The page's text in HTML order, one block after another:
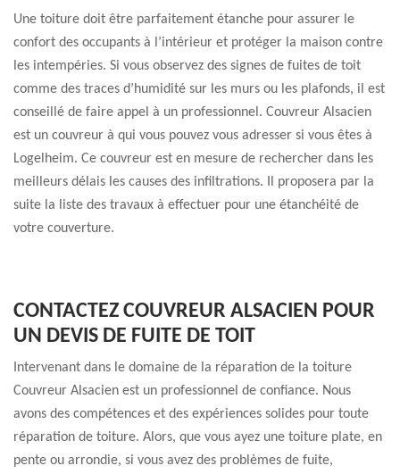
Une toiture doit être parfaitement étanche pour assurer le
confort des occupants à l’intérieur et protéger la maison contre
les intempéries. Si vous observez des signes de fuites de toit
comme des traces d’humidité sur les murs ou les plafonds, il est
conseillé de faire appel à un professionnel. Couvreur Alsacien
est un couvreur à qui vous pouvez vous adresser si vous êtes à
Logelheim. Ce couvreur est en mesure de rechercher dans les
meilleurs délais les causes des infiltrations. Il proposera par la
suite la liste des travaux à effectuer pour une étanchéité de
votre couverture.
CONTACTEZ COUVREUR ALSACIEN POUR
UN DEVIS DE FUITE DE TOIT
Intervenant dans le domaine de la réparation de la toiture
Couvreur Alsacien est un professionnel de confiance. Nous
avons des compétences et des expériences solides pour toute
réparation de toiture. Alors, que vous ayez une toiture plate, en
pente ou arrondie, si vous avez des problèmes de fuite,